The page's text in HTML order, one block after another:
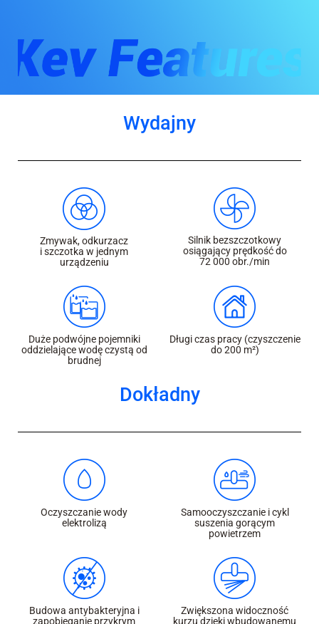
Wydajny
Zmywak, odkurzacz
i szczotka w jednym
urządzeniu
Silnik bezszczotkowy
osiągający prędkość do
72 000 obr./min
Duże podwójne pojemniki
oddzielające wodę czystą od
brudnej
Długi czas pracy (czyszczenie
do 200 m²)
Dokładny
Oczyszczanie wody
elektrolizą
Samooczyszczanie i cykl
suszenia gorącym
powietrzem
Budowa antybakteryjna i
zapobieganie przykrym
Zwiększona widoczność
kurzu dzięki wbudowanemu